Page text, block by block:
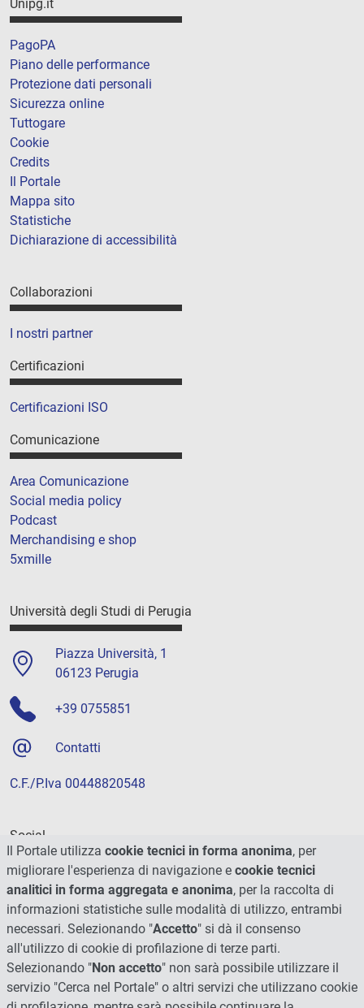
Unipg.it
PagoPA
Piano delle performance
Protezione dati personali
Sicurezza online
Tuttogare
Cookie
Credits
Il Portale
Mappa sito
Statistiche
Dichiarazione di accessibilità
Collaborazioni
I nostri partner
Certificazioni
Certificazioni ISO
Comunicazione
Area Comunicazione
Social media policy
Podcast
Merchandising e shop
5xmille
Università degli Studi di Perugia
Piazza Università, 1
06123 Perugia
+39 0755851
Contatti
C.F./P.Iva 00448820548
Social
Il Portale utilizza cookie tecnici in forma anonima, per
migliorare l'esperienza di navigazione e cookie tecnici
analitici in forma aggregata e anonima, per la raccolta di
informazioni statistiche sulle modalità di utilizzo, entrambi
necessari. Selezionando "Accetto" si dà il consenso
all'utilizzo di cookie di profilazione di terze parti.
Selezionando "Non accetto" non sarà possibile utilizzare il
servizio "Cerca nel Portale" o altri servizi che utilizzano cookie